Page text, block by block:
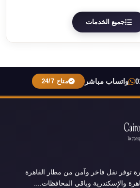
جميع الخدمات
واتساب مباشر متاح 24/7
توفر نقل فاخر وآمن من مطار القاهرة
والإسكندرية وباقي المحافظات....